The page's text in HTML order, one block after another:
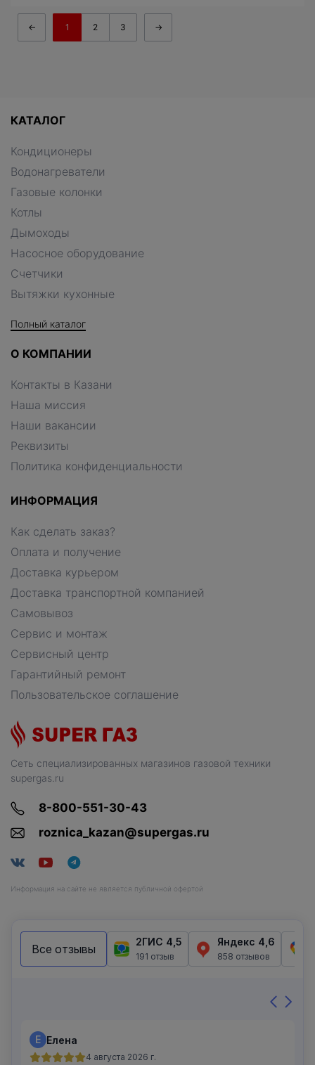
← 1 2 3 →
Сеть специализированных магазинов газовой техники
supergas.ru
8-800-551-30-43
roznica_kazan@supergas.ru
Информация на сайте не является публичной офертой
КАТАЛОГ
Кондиционеры
Водонагреватели
Газовые колонки
Котлы
Дымоходы
Насосное оборудование
Счетчики
Вытяжки кухонные
Полный каталог
О КОМПАНИИ
Контакты в Казани
Наша миссия
Наши вакансии
Реквизиты
Политика конфиденциальности
ИНФОРМАЦИЯ
Как сделать заказ?
Оплата и получение
Доставка курьером
Доставка транспортной компанией
Самовывоз
Сервис и монтаж
Сервисный центр
Гарантийный ремонт
Пользовательское соглашение